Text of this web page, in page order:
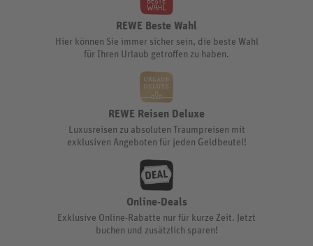
REWE Beste Wahl
Hier können Sie immer sicher sein, die beste Wahl
für Ihren Urlaub getroffen zu haben.
REWE Reisen Deluxe
Luxusreisen zu absoluten Traumpreisen mit
exklusiven Angeboten für jeden Geldbeutel!
Online-Deals
Exklusive Online-Rabatte nur für kurze Zeit. Jetzt
buchen und zusätzlich sparen!